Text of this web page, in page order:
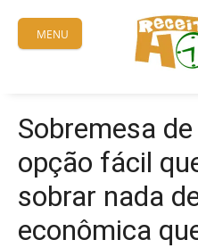
content
MENU
Sobremesa
opção fácil
sobrar nada
econômica